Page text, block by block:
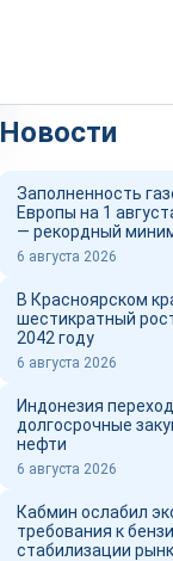
Новости
Заполненность
Европы на 1
— рекордный
6 августа 2026
В Красноярском
шестикратный
2042 году
6 августа 2026
Индонезия
долгосрочные
нефти
6 августа 2026
Кабмин ослабил
требования к
стабилизации